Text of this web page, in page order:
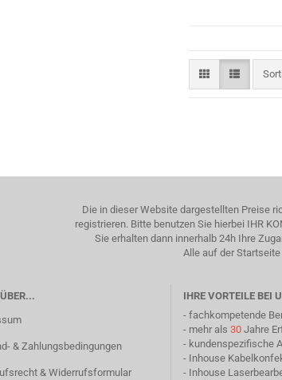
Die in dieser Website dargestellten Preise
registrieren. Bitte benutzen Sie hierbei IHR
Sie erhalten dann innerhalb 24h Ihre
Alle auf der
& Zahlungsbedingungen
& Widerrufsformular
IHRE VORTEILE BEI
- fachkompetende
- mehr als 30Jahre
- kundenspezifische
- Inhouse
- Inhouse